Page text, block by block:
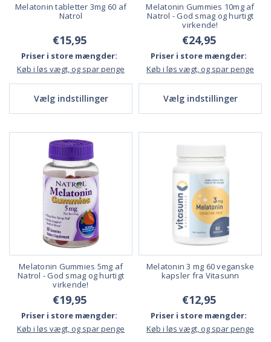
Melatonin tabletter 3mg 60 af
Natrol
€15,95
Priser i store mængder:
Køb i løs vægt, og spar penge
Vælg indstillinger
Melatonin Gummies 10mg af
Natrol - God smag og hurtigt
virkende!
€24,95
Priser i store mængder:
Køb i løs vægt, og spar penge
Vælg indstillinger
Melatonin Gummies 5mg af
Natrol - God smag og hurtigt
virkende!
€19,95
Priser i store mængder:
Køb i løs vægt, og spar penge
Melatonin 3 mg 60 veganske
kapsler fra Vitasunn
€12,95
Priser i store mængder:
Køb i løs vægt, og spar penge